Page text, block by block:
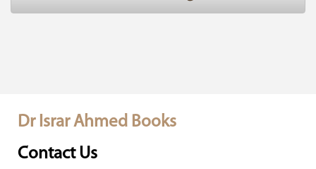
Dr Israr Ahmed Books
Contact Us